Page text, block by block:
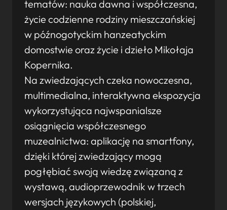
tematów: nauka dawna i współczesna,
życie codzienne rodziny mieszczańskiej
w późnogotyckim hanzeatyckim
domostwie oraz życie i dzieło Mikołaja
Kopernika.
Na zwiedzających czeka nowoczesna,
multimedialna, interaktywna ekspozycja
wykorzystująca najwspanialsze
osiągnięcia współczesnego
muzealnictwa: aplikację na smartfony,
dzięki której zwiedzający mogą
pogłębiać swoją wiedzę związaną z
wystawą, audioprzewodnik w trzech
wersjach językowych (polskiej,